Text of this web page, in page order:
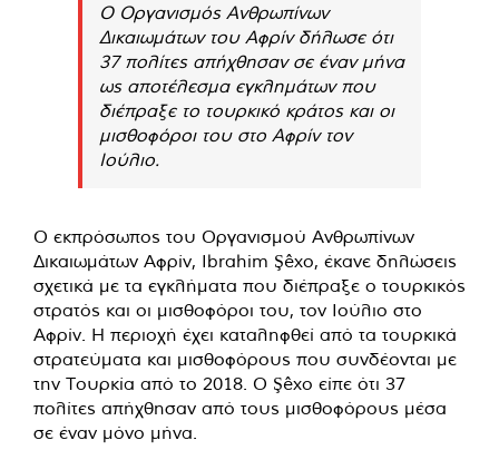
Ο Οργανισμός Ανθρωπίνων
Δικαιωμάτων του Αφρίν δήλωσε ότι
37 πολίτες απήχθησαν σε έναν μήνα
ως αποτέλεσμα εγκλημάτων που
διέπραξε το τουρκικό κράτος και οι
μισθοφόροι του στο Αφρίν τον
Ιούλιο.
Ο εκπρόσωπος του Οργανισμού Ανθρωπίνων
Δικαιωμάτων Αφρίν, Ibrahim Şêxo, έκανε δηλώσεις
σχετικά με τα εγκλήματα που διέπραξε ο τουρκικός
στρατός και οι μισθοφόροι του, τον Ιούλιο στο
Αφρίν. Η περιοχή έχει καταληφθεί από τα τουρκικά
στρατεύματα και μισθοφόρους που συνδέονται με
την Τουρκία από το 2018. Ο Şêxo είπε ότι 37
πολίτες απήχθησαν από τους μισθοφόρους μέσα
σε έναν μόνο μήνα.